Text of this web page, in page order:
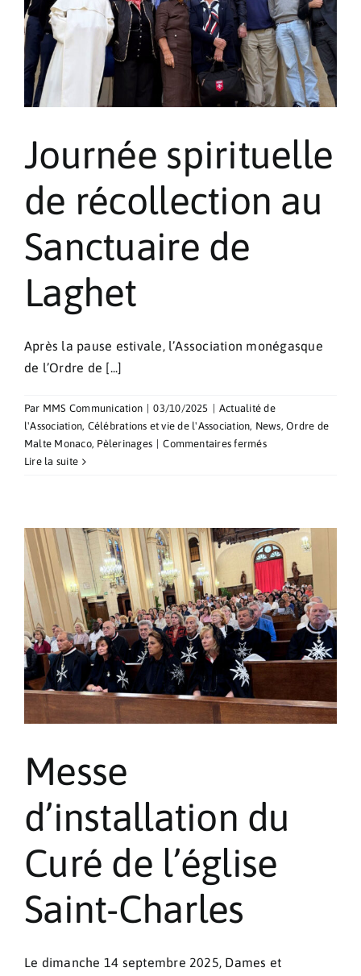
Journée spirituelle
de récollection au
Sanctuaire de
Laghet
Après la pause estivale, l’Association monégasque
de l’Ordre de [...]
Par MMS Communication 03/10/2025
Actualité de
l'Association, Célébrations et vie de l'Association, News,Ordre de
Malte Monaco, Pèlerinages Commentaires ferméssur
au
Sanctuaire
de
Laghet
Lire la suite
Messe
d’installation du
Curé de l’église
Saint-Charles
Le dimanche 14 septembre 2025, Dames et